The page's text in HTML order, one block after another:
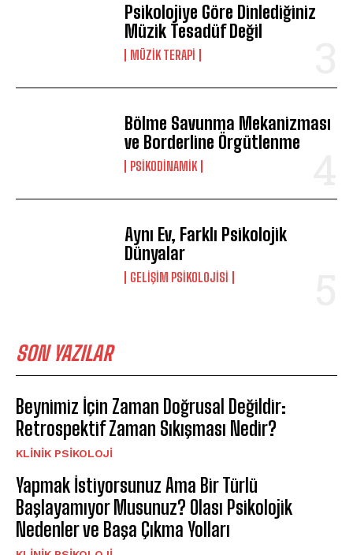
Psikolojiye Göre Dinlediğiniz
Müzik Tesadüf Değil
MÜZIK TERAPI
Bölme Savunma Mekanizması
ve Borderline Örgütlenme
PSIKODINAMIK
Aynı Ev, Farklı Psikolojik
Dünyalar
GELIŞIM PSIKOLOJISI
SON YAZILAR
Beynimiz İçin Zaman Doğrusal Değildir:
Retrospektif Zaman Sıkışması Nedir?
KLINIK PSIKOLOJI
Yapmak İstiyorsunuz Ama Bir Türlü
Başlayamıyor Musunuz? Olası Psikolojik
Nedenler ve Başa Çıkma Yolları